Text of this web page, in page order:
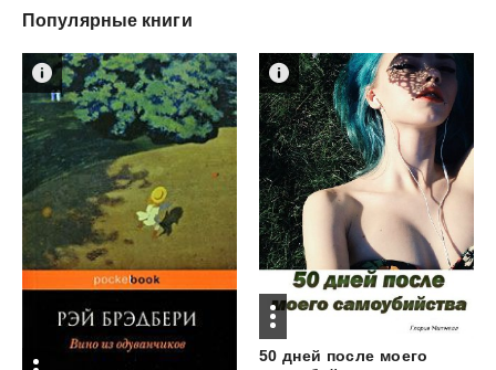
Популярные книги
50 дней после моего